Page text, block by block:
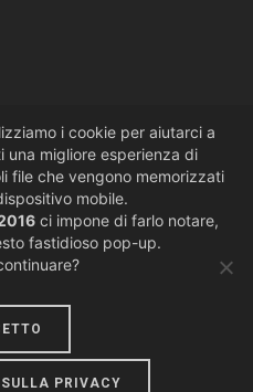
di Vendita
design by
i cookie per aiutarci a
una migliore esperienza di
file che vengono memorizzati
mobile.
ci impone di farlo notare,
fastidioso pop-up.
PRIVACY